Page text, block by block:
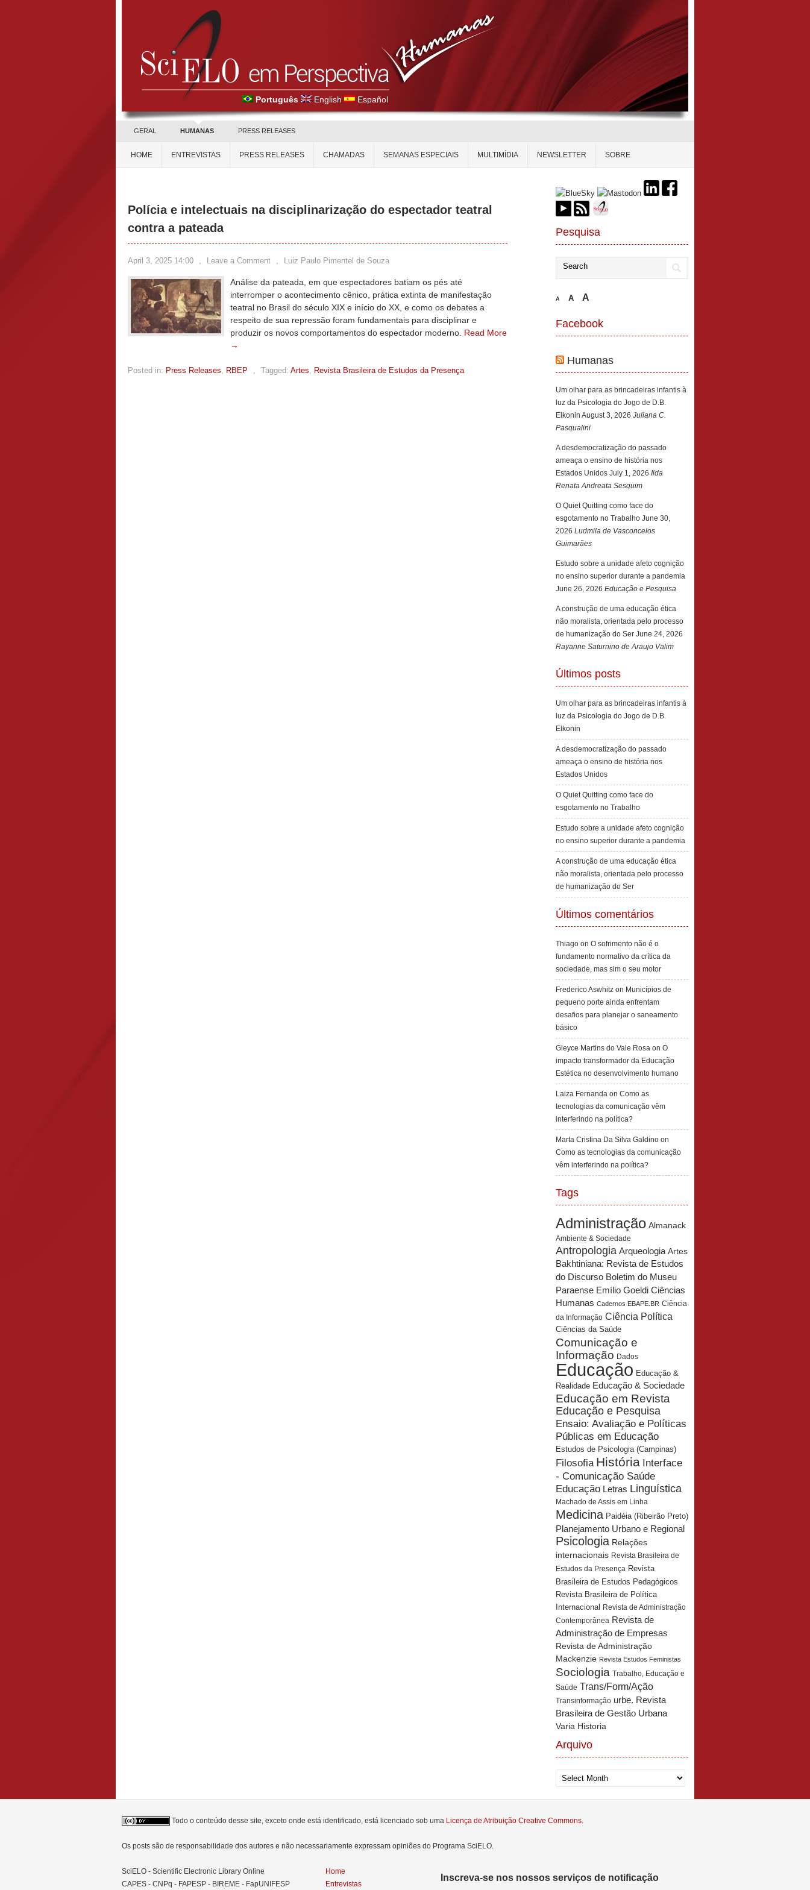
Português English Español
GERAL HUMANAS PRESS RELEASES
HOME ENTREVISTAS PRESS RELEASES CHAMADAS SEMANAS ESPECIAIS MULTIMÍDIA NEWSLETTER SOBRE
Polícia e intelectuais na disciplinarização do espectador teatral
contra a pateada
April 3, 2025 14:00 , Leave a Comment , Luiz Paulo Pimentel de Souza
Análise da pateada, em que espectadores batiam os pés até
interromper o acontecimento cênico, prática extinta de manifestação
teatral no Brasil do século XIX e início do XX, e como os debates a
respeito de sua repressão foram fundamentais para disciplinar e
produzir os novos comportamentos do espectador moderno. Read More
→
Posted in: Press Releases, RBEP , Tagged: Artes, Revista Brasileira de Estudos da Presença
Pesquisa
A A A
Facebook
Humanas
Um olhar para as brincadeiras infantis à
luz da Psicologia do Jogo de D.B.
Elkonin August 3, 2026 Juliana C.
Pasqualini
A desdemocratização do passado
ameaça o ensino de história nos
Estados Unidos July 1, 2026 Ilda
Renata Andreata Sesquim
O Quiet Quitting como face do
esgotamento no Trabalho June 30,
2026 Ludmila de Vasconcelos
Guimarães
Estudo sobre a unidade afeto cognição
no ensino superior durante a pandemia
June 26, 2026 Educação e Pesquisa
A construção de uma educação ética
não moralista, orientada pelo processo
de humanização do Ser June 24, 2026
Rayanne Saturnino de Araujo Valim
Últimos posts
Um olhar para as brincadeiras infantis à
luz da Psicologia do Jogo de D.B.
Elkonin
A desdemocratização do passado
ameaça o ensino de história nos
Estados Unidos
O Quiet Quitting como face do
esgotamento no Trabalho
Estudo sobre a unidade afeto cognição
no ensino superior durante a pandemia
A construção de uma educação ética
não moralista, orientada pelo processo
de humanização do Ser
Últimos comentários
Thiago on O sofrimento não é o
fundamento normativo da crítica da
sociedade, mas sim o seu motor
Frederico Aswhitz on Municípios de
pequeno porte ainda enfrentam
desafios para planejar o saneamento
básico
Gleyce Martins do Vale Rosa on O
impacto transformador da Educação
Estética no desenvolvimento humano
Laiza Fernanda on Como as
tecnologias da comunicação vêm
interferindo na política?
Marta Cristina Da Silva Galdino on
Como as tecnologias da comunicação
vêm interferindo na política?
Tags
Administração Almanack
Ambiente & Sociedade
Antropologia Arqueologia Artes
Bakhtiniana: Revista de Estudos
do Discurso Boletim do Museu
Paraense Emílio Goeldi Ciências
Humanas Cadernos EBAPE.BR Ciência
da Informação Ciência Política
Ciências da Saúde
Comunicação e
Informação Dados
Educação Educação &
Realidade Educação & Sociedade
Educação em Revista
Educação e Pesquisa
Ensaio: Avaliação e Políticas
Públicas em Educação
Estudos de Psicologia (Campinas)
Filosofia História Interface
- Comunicação Saúde
Educação Letras Linguística
Machado de Assis em Linha
Medicina Paidéia (Ribeirão Preto)
Planejamento Urbano e Regional
Psicologia Relações
internacionais Revista Brasileira de
Estudos da Presença Revista
Brasileira de Estudos Pedagógicos
Revista Brasileira de Política
Internacional Revista de Administração
Contemporânea Revista de
Administração de Empresas
Revista de Administração
Mackenzie Revista Estudos Feministas
Sociologia Trabalho, Educação e
Saúde Trans/Form/Ação
Transinformação urbe. Revista
Brasileira de Gestão Urbana
Varia Historia
Arquivo
Arquivo
Todo o conteúdo desse site, exceto onde está identificado, está licenciado sob uma Licença de Atribuição Creative Commons.
Os posts são de responsabilidade dos autores e não necessariamente expressam opiniões do Programa SciELO.
SciELO - Scientific Electronic Library Online
CAPES - CNPq - FAPESP - BIREME - FapUNIFESP
Home
Entrevistas
Inscreva-se nos nossos serviços de notificação